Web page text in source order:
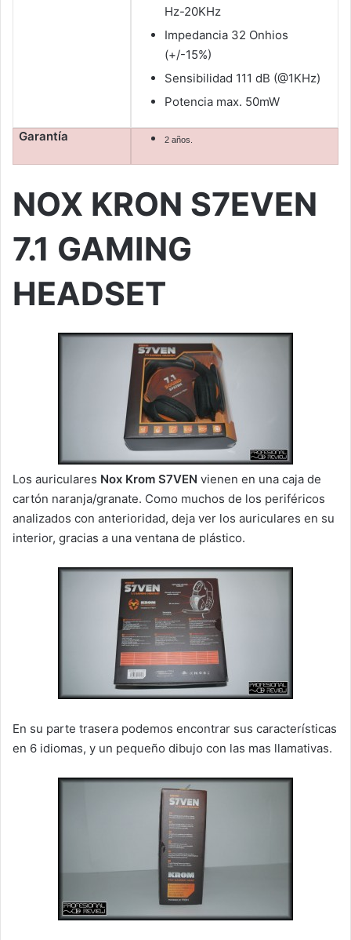
Hz-20KHz
Impedancia 32 Onhios
(+/-15%)
Sensibilidad 111 dB (@1KHz)
Potencia max. 50mW
Garantía 2 años.
NOX KRON S7EVEN
7.1 GAMING
HEADSET
Los auriculares Nox Krom S7VEN vienen en una caja de
cartón naranja/granate. Como muchos de los periféricos
analizados con anterioridad, deja ver los auriculares en su
interior, gracias a una ventana de plástico.
En su parte trasera podemos encontrar sus características
en 6 idiomas, y un pequeño dibujo con las mas llamativas.